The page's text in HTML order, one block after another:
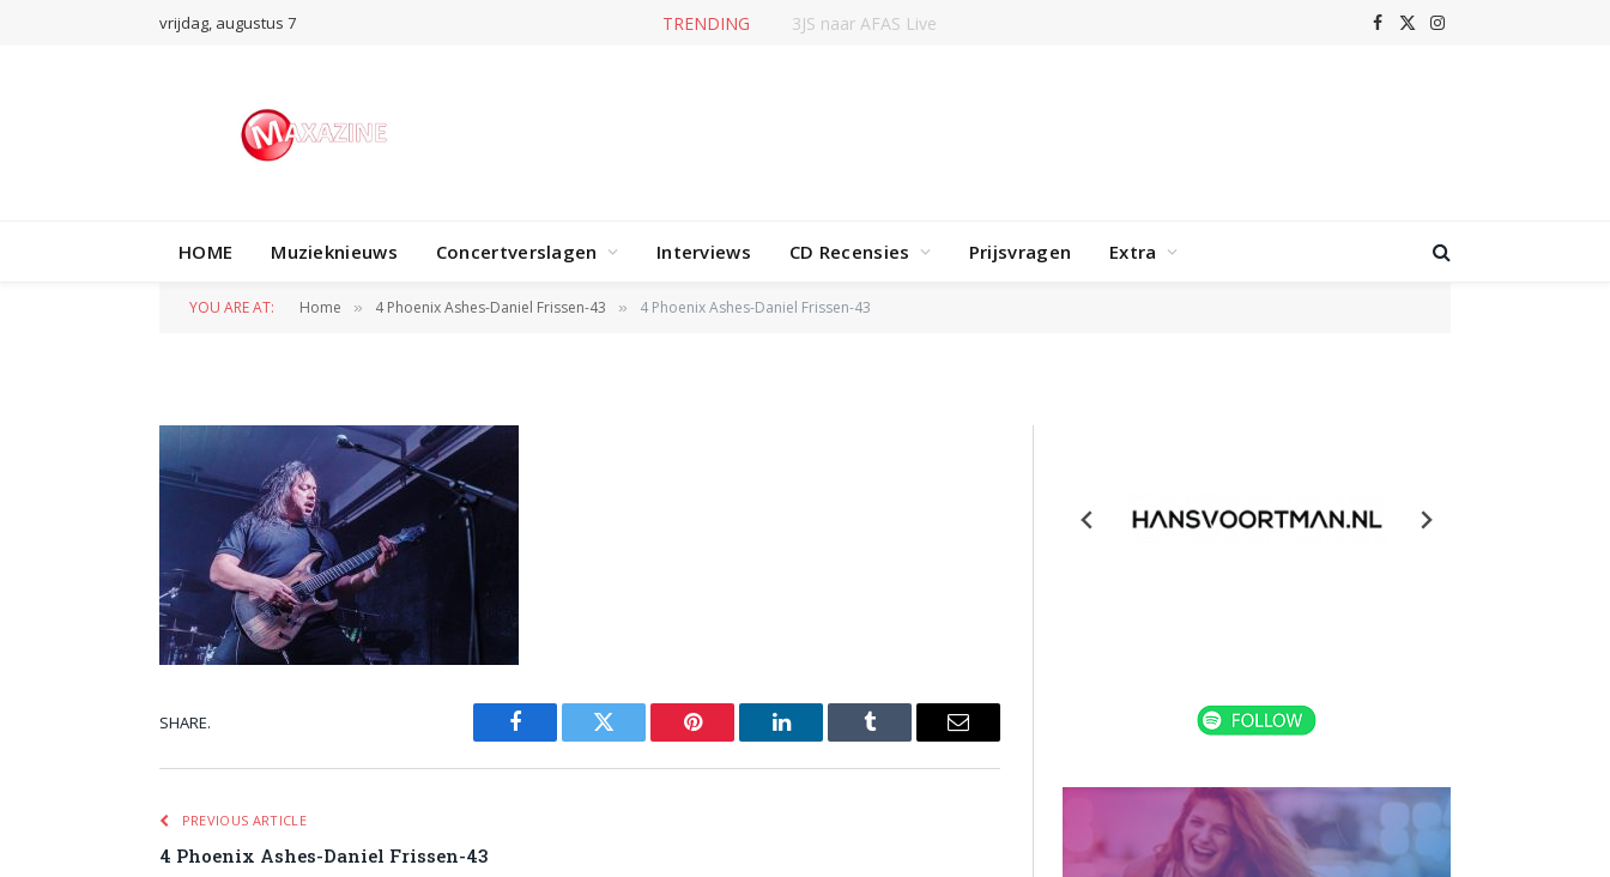
vrijdag, augustus 7 TRENDING 3JS naar AFAS Live Facebook
X
Instagram
HOME Muzieknieuws Concertverslagen Interviews CD Recensies Prijsvragen Extra
YOU ARE AT: Home » 4 Phoenix Ashes-Daniel Frissen-43 » 4 Phoenix Ashes-Daniel Frissen-43
4 Phoenix Ashes-Daniel Frissen-43
SHARE.
Facebook Twitter Pinterest LinkedIn Tumblr Email
PREVIOUS ARTICLE
4 Phoenix Ashes-Daniel Frissen-43